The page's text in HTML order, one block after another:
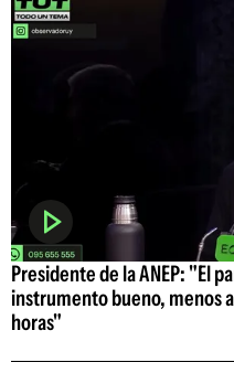
Presidente de la ANEP: "El
instrumento bueno, menos
horas"